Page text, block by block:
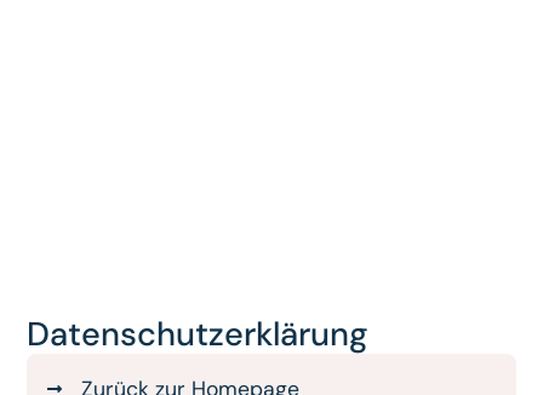
Datenschutzerklärung
Zurück zur Homepage